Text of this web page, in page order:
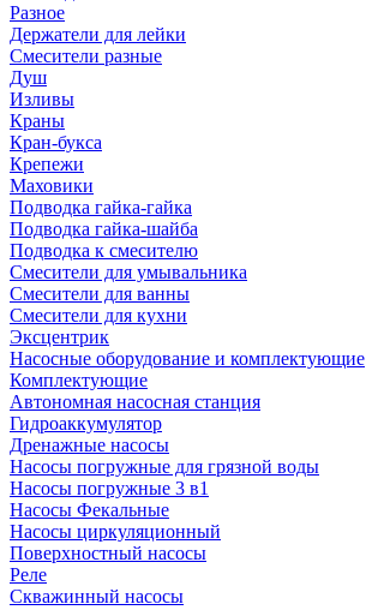
Разное
Держатели для лейки
Смесители разные
Душ
Изливы
Краны
Кран-букса
Крепежи
Маховики
Подводка гайка-гайка
Подводка гайка-шайба
Подводка к смесителю
Смесители для умывальника
Смесители для ванны
Смесители для кухни
Эксцентрик
Насосные оборудование и комплектующие
Комплектующие
Автономная насосная станция
Гидроаккумулятор
Дренажные насосы
Насосы погружные для грязной воды
Насосы погружные 3 в1
Насосы Фекальные
Насосы циркуляционный
Поверхностный насосы
Реле
Скважинный насосы